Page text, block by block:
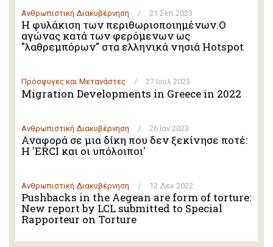
Ανθρωπιστική Διακυβέρνηση / 21 Σεπ 2023
Η φυλάκιση των περιθωριοποιημένων.Ο
αγώνας κατά των φερόμενων ως
"λαθρεμπόρων" στα ελληνικά νησιά Hotspot
Πρόσφυγες και Μετανάστες / 27 Ιουλ 2023
Migration Developments in Greece in 2022
Ανθρωπιστική Διακυβέρνηση / 26 Ιαν 2023
Αναφορά σε μια δίκη που δεν ξεκίνησε ποτέ:
Η 'ERCI και οι υπόλοιποι'
Ανθρωπιστική Διακυβέρνηση / 12 Δεκ 2022
Pushbacks in the Aegean are form of torture:
New report by LCL submitted to Special
Rapporteur on Torture